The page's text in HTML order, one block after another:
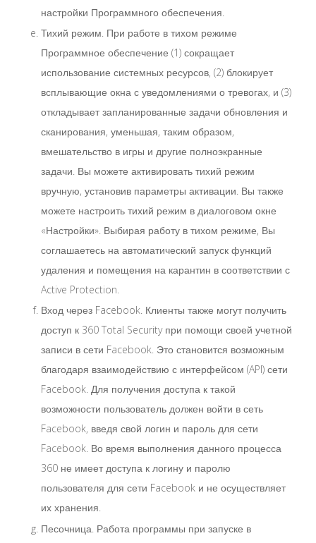
настройки Программного обеспечения.
Тихий режим. При работе в тихом режиме
Программное обеспечение (1) сокращает
использование системных ресурсов, (2) блокирует
всплывающие окна с уведомлениями о тревогах, и (3)
откладывает запланированные задачи обновления и
сканирования, уменьшая, таким образом,
вмешательство в игры и другие полноэкранные
задачи. Вы можете активировать тихий режим
вручную, установив параметры активации. Вы также
можете настроить тихий режим в диалоговом окне
«Настройки». Выбирая работу в тихом режиме, Вы
соглашаетесь на автоматический запуск функций
удаления и помещения на карантин в соответствии с
Active Protection.
Вход через Facebook. Клиенты также могут получить
доступ к 360 Total Security при помощи своей учетной
записи в сети Facebook. Это становится возможным
благодаря взаимодействию с интерфейсом (API) сети
Facebook. Для получения доступа к такой
возможности пользователь должен войти в сеть
Facebook, введя свой логин и пароль для сети
Facebook. Во время выполнения данного процесса
360 не имеет доступа к логину и паролю
пользователя для сети Facebook и не осуществляет
их хранения.
Песочница. Работа программы при запуске в